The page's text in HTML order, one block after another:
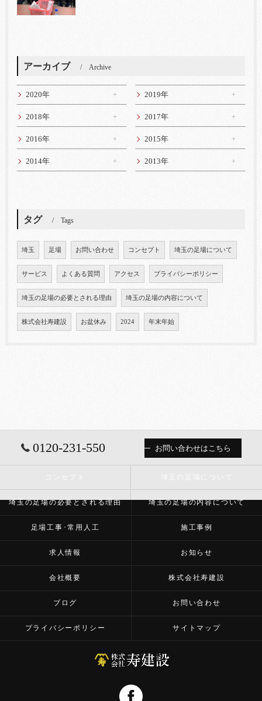
アーカイブ Archive
2020年 2019年
2018年 2017年
2016年 2015年
2014年 2013年
タグ Tags
埼玉 足場 お問い合わせ コンセプト 埼玉の足場について
サービス よくある質問 アクセス プライバシーポリシー
埼玉の足場の必要とされる理由 埼玉の足場の内容について
株式会社寿建設 お盆休み 2024 年末年始
0120-231-550 お問い合わせはこちら
埼玉の足場の必要とされる理由 埼玉の足場の内容について
足場工事･常用人工 施工事例
求人情報 お知らせ
会社概要 株式会社寿建設
ブログ お問い合わせ
プライバシーポリシー サイトマップ